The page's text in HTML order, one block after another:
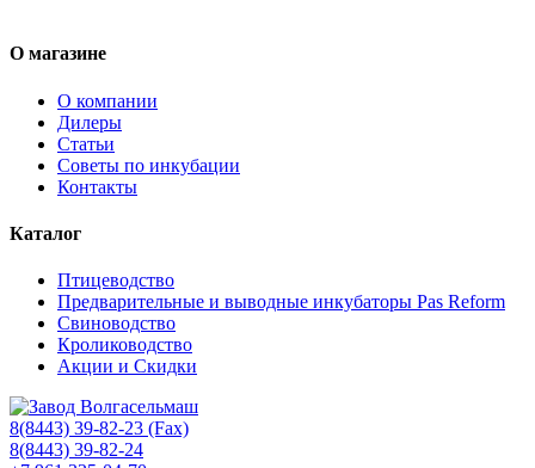
О магазине
О компании
Дилеры
Статьи
Советы по инкубации
Контакты
Каталог
Птицеводство
Предварительные и выводные инкубаторы Pas Reform
Свиноводство
Кролиководство
Акции и Скидки
8(8443) 39-82-23 (Fax)
8(8443) 39-82-24